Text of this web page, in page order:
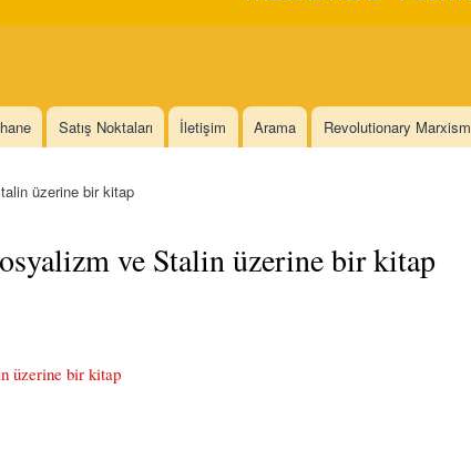
Satış Noktaları İletişim Arama Revolutionary Marxism
üzerine bir kitap
ve Stalin üzerine bir kitap
üzerine bir kitap